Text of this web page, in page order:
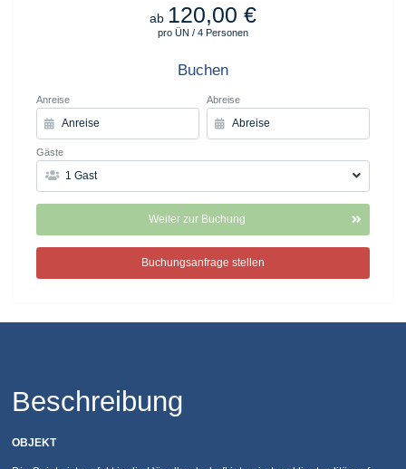
ab 120,00 €
pro ÜN / 4 Personen
Buchen
Anreise Abreise
Gäste
1 Gast
Weiter zur Buchung
Buchungsanfrage stellen
Beschreibung
OBJEKT